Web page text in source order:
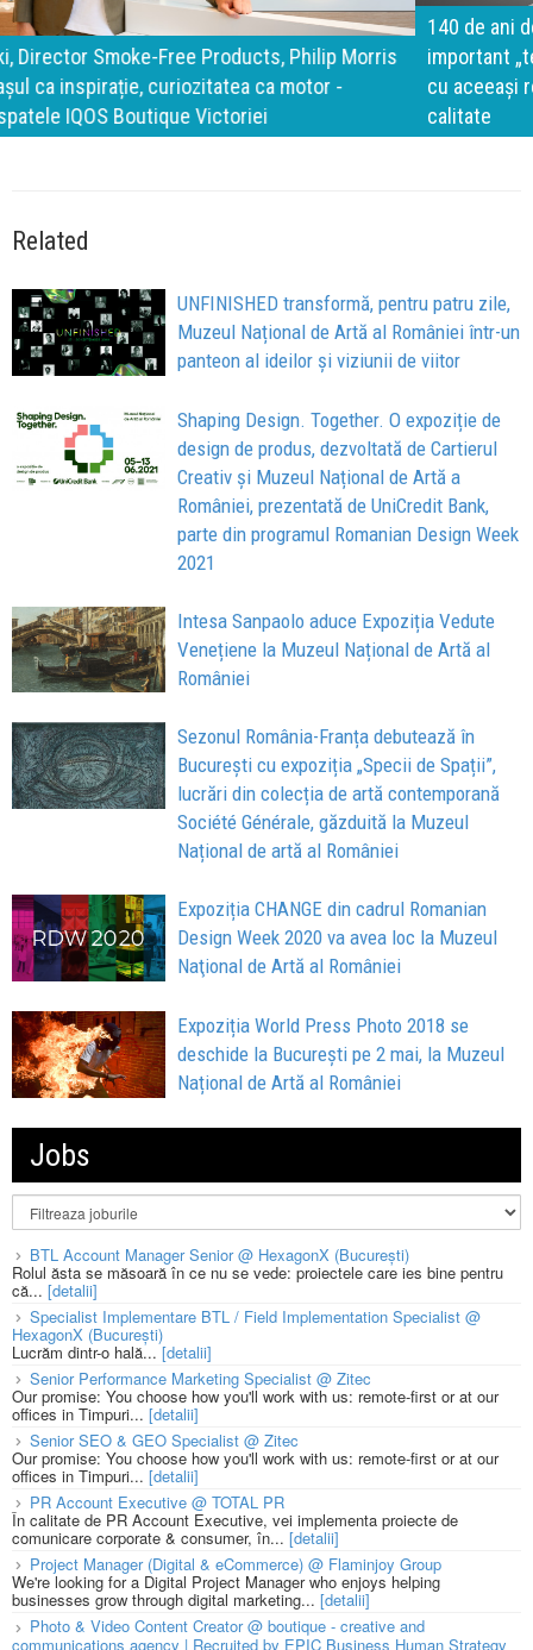
140 de ani de Mercedes-Benz. Ramona Pîrlog: Cel mai
important „test al timpului” este să inovăm constant, dar
cu aceeași responsabilitate față de oameni, siguranță și
calitate
Related
UNFINISHED transformă, pentru patru zile,
Muzeul Național de Artă al României într-un
panteon al ideilor și viziunii de viitor
Shaping Design. Together. O expoziție de
design de produs, dezvoltată de Cartierul
Creativ și Muzeul Național de Artă a
României, prezentată de UniCredit Bank,
parte din programul Romanian Design Week
2021
Intesa Sanpaolo aduce Expoziția Vedute
Venețiene la Muzeul Național de Artă al
României
Sezonul România-Franța debutează în
București cu expoziția „Specii de Spații”,
lucrări din colecția de artă contemporană
Société Générale, găzduită la Muzeul
Național de artă al României
Expoziția CHANGE din cadrul Romanian
Design Week 2020 va avea loc la Muzeul
Naţional de Artă al României
Expoziția World Press Photo 2018 se
deschide la București pe 2 mai, la Muzeul
Național de Artă al României
Jobs
BTL Account Manager Senior @ HexagonX (București)
Rolul ăsta se măsoară în ce nu se vede: proiectele care ies bine pentru
că... [detalii]
Specialist Implementare BTL / Field Implementation Specialist @
HexagonX (București)
Lucrăm dintr-o hală...[detalii]
Senior Performance Marketing Specialist @ Zitec
Our promise: You choose how you'll work with us: remote-first or at our
offices in Timpuri... [detalii]
Senior SEO & GEO Specialist @ Zitec
Our promise: You choose how you'll work with us: remote-first or at our
offices in Timpuri... [detalii]
PR Account Executive @ TOTAL PR
În calitate de PR Account Executive, vei implementa proiecte de
comunicare corporate & consumer, în... [detalii]
Project Manager (Digital & eCommerce) @ Flaminjoy Group
We're looking for a Digital Project Manager who enjoys helping
businesses grow through digital marketing... [detalii]
Photo & Video Content Creator @ boutique - creative and
communications agency | Recruited by EPIC Business Human Strategy